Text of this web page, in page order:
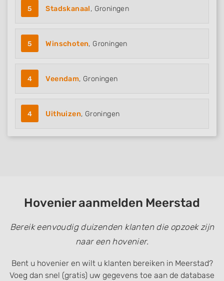
5 Stadskanaal, Groningen
5 Winschoten, Groningen
4 Veendam, Groningen
4 Uithuizen, Groningen
Hovenier aanmelden Meerstad
Bereik eenvoudig duizenden klanten die opzoek zijn
naar een hovenier.
Bent u hovenier en wilt u klanten bereiken in Meerstad?
Voeg dan snel (gratis) uw gegevens toe aan de database